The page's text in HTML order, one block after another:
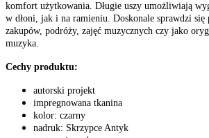
komfort użytkowania. Długie uszy umożliwiają
w dłoni, jak i na ramieniu. Doskonale sprawdzi się
zakupów, podróży, zajęć muzycznych czy jako
muzyka.
Cechy produktu:
autorski projekt
impregnowana tkanina
kolor: czarny
nadruk: Skrzypce Antyk